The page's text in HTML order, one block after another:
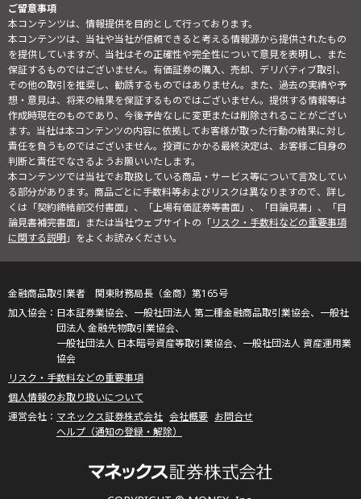
ご留意事項
本コンテンツは、情報提供を目的として行っております。
本コンテンツは、当社や当社が信頼できると考える情報源から提供されたもの
を提供していますが、当社はその正確性や完全性について意見を表明し、また
保証するものではございません。有価証券の購入、売却、デリバティブ取引、
その他の取引を推奨し、勧誘するものではありません。また、過去の実績や予
想・意見は、将来の結果を保証するものではございません。提供する情報等は
作成時現在のものであり、今後予告なしに変更または削除されることがござい
ます。当社は本コンテンツの内容に依拠してお客様が取った行動の結果に対し
責任を負うものではございません。投資にかかる最終決定は、お客様ご自身の
判断と責任でなさるようお願いいたします。
本コンテンツでは当社でお取扱している商品・サービス等について言及してい
る部分があります。商品ごとに手数料等およびリスクは異なりますので、詳し
くは「契約締結前交付書面」、「上場有価証券等書面」、「目論見書」、「目
論見書補完書面」または当社ウェブサイトの「リスク・手数料などの重要事項
に関する説明」をよくお読みください。
金融商品取引業者 関東財務局長（金商）第165号
日本証券業協会、一般社団法人 第二種金融商品取引業協会、一般社
団法人 金融先物取引業協会、
一般社団法人 日本暗号資産等取引業協会、一般社団法人 資産運用業
協会
リスク・手数料などの重要事項
個人情報のお取り扱いについて
マネックス証券株式会社 会社概要 お問合せ
ヘルプ（通知の登録・解除）